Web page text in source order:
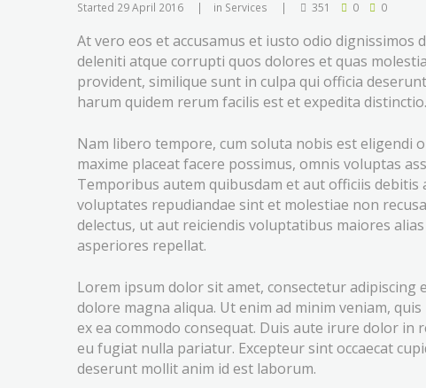
Started 29 April 2016 in Services 351 0 0
At vero eos et accusamus et iusto odio
deleniti atque corrupti quos dolores et quas
provident, similique sunt in culpa qui officia
harum quidem rerum facilis est et expedita distinctio.
Nam libero tempore, cum soluta nobis est eligendi
maxime placeat facere possimus, omnis voluptas
Temporibus autem quibusdam et aut officiis
voluptates repudiandae sint et molestiae non
delectus, ut aut reiciendis voluptatibus maiores
asperiores repellat.
Lorem ipsum dolor sit amet, consectetur
dolore magna aliqua. Ut enim ad minim veniam,
ex ea commodo consequat. Duis aute irure dolor
eu fugiat nulla pariatur. Excepteur sint occaecat
deserunt mollit anim id est laborum.